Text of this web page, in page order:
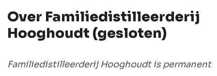
Over Familiedistilleerderij
Hooghoudt (gesloten)
Familiedistilleerderij Hooghoudt is permanent